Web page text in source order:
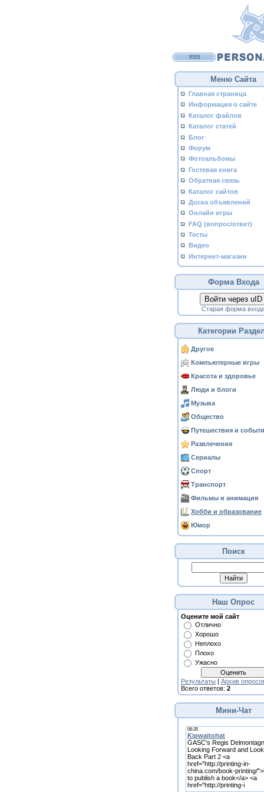
RSS
Меню Сайта
Главная страница
Информация о сайте
Каталог файлов
Каталог статей
Блог
Форум
Фотоальбомы
Гостевая книга
Обратная связь
Каталог сайтов
Доска объявлений
Онлайн игры
FAQ (вопрос/ответ)
Тесты
Видео
Интернет-магазин
Форма Входа
Войти через uID
Старая форма
Категории
Другое
Компьютерные игры
Красота и здоровье
Люди и блоги
Музыка
Общество
Путешествия и
Развлечения
Сериалы
Спорт
Транспорт
Фильмы и анимация
Хобби и образование
Юмор
Поиск
Наш Опрос
Оцените мой сайт
Отлично
Хорошо
Неплохо
Плохо
Ужасно
Результаты | Архив
Всего ответов: 2
Мини-Чат